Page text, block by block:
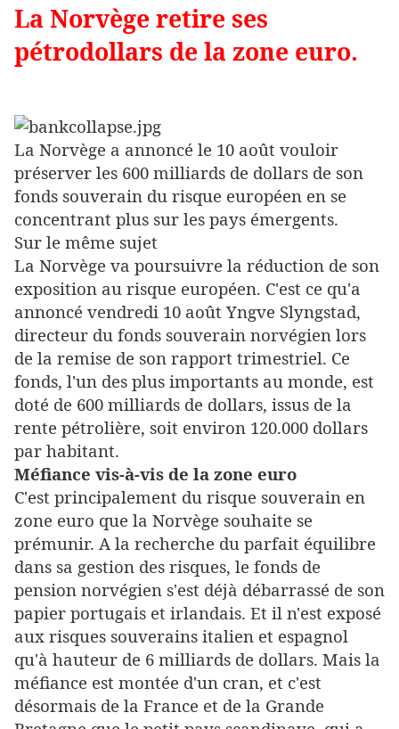
La Norvège retire ses
pétrodollars de la zone euro.
La Norvège a annoncé le 10 août vouloir
préserver les 600 milliards de dollars de son
fonds souverain du risque européen en se
concentrant plus sur les pays émergents.
Sur le même sujet
La Norvège va poursuivre la réduction de son
exposition au risque européen. C'est ce qu'a
annoncé vendredi 10 août Yngve Slyngstad,
directeur du fonds souverain norvégien lors
de la remise de son rapport trimestriel. Ce
fonds, l'un des plus importants au monde, est
doté de 600 milliards de dollars, issus de la
rente pétrolière, soit environ 120.000 dollars
par habitant.
Méfiance vis-à-vis de la zone euro
C'est principalement du risque souverain en
zone euro que la Norvège souhaite se
prémunir. A la recherche du parfait équilibre
dans sa gestion des risques, le fonds de
pension norvégien s'est déjà débarrassé de son
papier portugais et irlandais. Et il n'est exposé
aux risques souverains italien et espagnol
qu'à hauteur de 6 milliards de dollars. Mais la
méfiance est montée d'un cran, et c'est
désormais de la France et de la Grande